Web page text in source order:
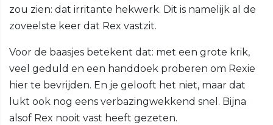
zou zien: dat irritante hekwerk. Dit is namelijk al de
zoveelste keer dat Rex vastzit.
Voor de baasjes betekent dat: met een grote krik,
veel geduld en een handdoek proberen om Rexie
hier te bevrijden. En je gelooft het niet, maar dat
lukt ook nog eens verbazingwekkend snel. Bijna
alsof Rex nooit vast heeft gezeten.